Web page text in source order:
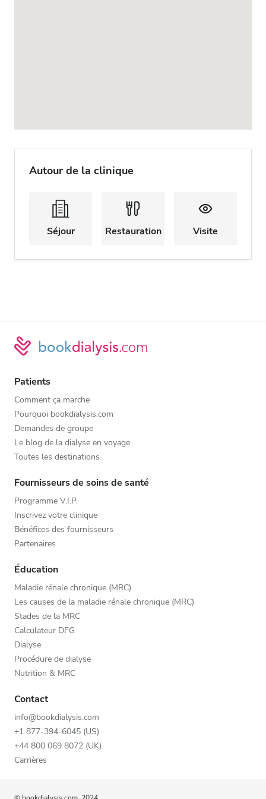
Autour de la clinique
Séjour Restauration Visite
Patients
Comment ça marche
Pourquoi bookdialysis.com
Demandes de groupe
Le blog de la dialyse en voyage
Toutes les destinations
Fournisseurs de soins de santé
Programme V.I.P.
Inscrivez votre clinique
Bénéfices des fournisseurs
Partenaires
Éducation
Maladie rénale chronique (MRC)
Les causes de la maladie rénale chronique (MRC)
Stades de la MRC
Calculateur DFG
Dialyse
Procédure de dialyse
Nutrition & MRC
Contact
info@bookdialysis.com
+1 877-394-6045 (US)
+44 800 069 8072 (UK)
Carrières